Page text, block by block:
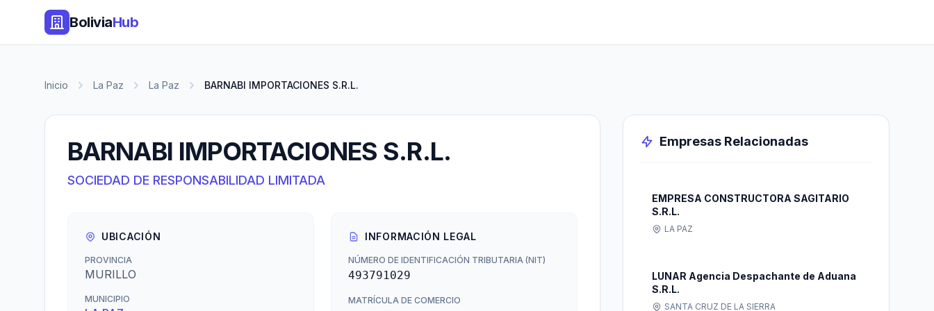
BoliviaHub
Inicio La Paz La Paz BARNABI IMPORTACIONES S.R.L.
BARNABI IMPORTACIONES S.R.L.
SOCIEDAD DE RESPONSABILIDAD LIMITADA
UBICACIÓN
PROVINCIA
MURILLO
MUNICIPIO
INFORMACIÓN LEGAL
NÚMERO DE IDENTIFICACIÓN TRIBUTARIA (NIT)
493791029
MATRÍCULA DE COMERCIO
Empresas Relacionadas
EMPRESA CONSTRUCTORA SAGITARIO
S.R.L.
LA PAZ
LUNAR Agencia Despachante de Aduana
S.R.L.
SANTA CRUZ DE LA SIERRA